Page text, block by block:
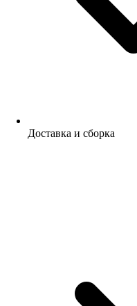
Доставка и сборка